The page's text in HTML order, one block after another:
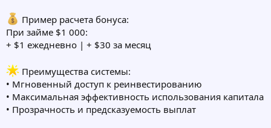
Пример расчета бонуса:
При займе $1 000:
+ $1 ежедневно | + $30 за месяц
Преимущества системы:
• Мгновенный доступ к реинвестированию
• Максимальная эффективность использования капитала
• Прозрачность и предсказуемость выплат